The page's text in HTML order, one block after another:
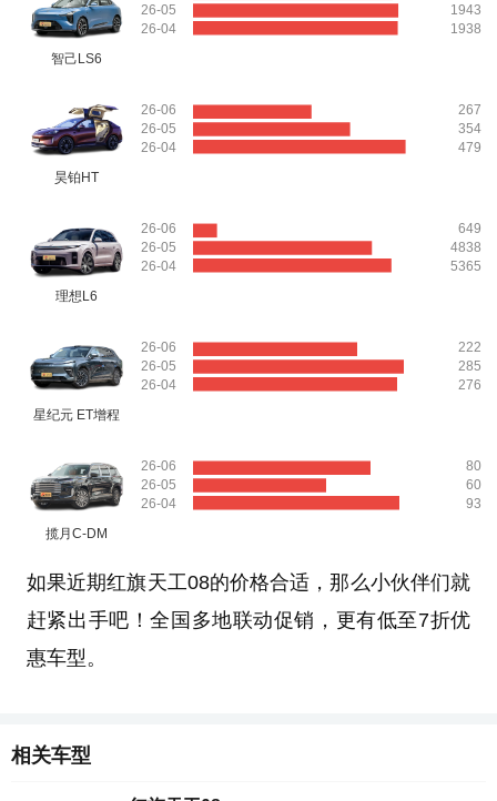
智己LS6
26-05
26-04
1943
1938
昊铂HT
26-06
26-05
26-04
267
354
479
理想L6
26-06
26-05
26-04
649
4838
5365
星纪元 ET增程
26-06
26-05
26-04
222
285
276
揽月C-DM
26-06
26-05
26-04
80
60
93
如果近期红旗天工08的价格合适，那么小伙伴们就
赶紧出手吧！全国多地联动促销，更有低至7折优
惠车型。
相关车型